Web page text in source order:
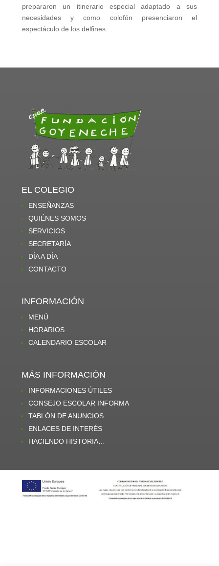
prepararon un itinerario especial adaptado a sus
necesidades y como colofón presenciaron el
espectáculo de los delfines.
EL COLEGIO
ENSEÑANZAS
QUIÉNES SOMOS
SERVICIOS
SECRETARÍA
DÍA A DÍA
CONTACTO
INFORMACIÓN
MENÚ
HORARIOS
CALENDARIO ESCOLAR
MÁS INFORMACIÓN
INFORMACIONES ÚTILES
CONSEJO ESCOLAR INFORMA
TABLÓN DE ANUNCIOS
ENLACES DE INTERÉS
HACIENDO HISTORIA…